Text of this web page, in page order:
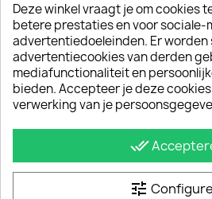
Sidebars Mat Peugeot
€ 423,50incl.
vanaf€ 350,00
Deze winkel vraagt je om cookies
betere prestaties en voor sociale-
advertentiedoeleinden. Er
advertentiecookies van derden
mediafunctionaliteit en
bieden. Accepteer je deze
verwerking van je
done_all
tune